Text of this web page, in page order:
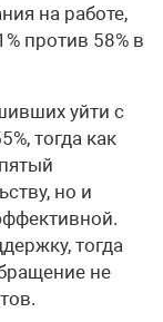
на работе,
против 58% в
уйти с
тогда как
но и
тогда
не